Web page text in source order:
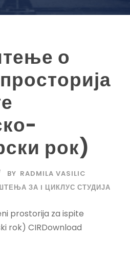
о
рок)
BY RADMILA VASILIC
ЗА I ЦИКЛУС СТУДИЈА
prostorija za ispite
rok) CIRDownload